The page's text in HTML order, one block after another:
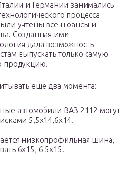
и Германии занимались
процесса
учтены все нюансы и
Созданная ими
дала возможность
выпускать только самую
продукцию.
еще два момента:
автомобили ВАЗ 2112 могут
5,5х14,6х14.
низкопрофильная шина,
6х15, 6,5х15.